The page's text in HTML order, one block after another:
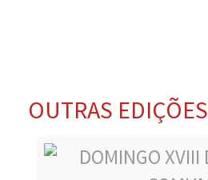
OUTRAS EDIÇÕES